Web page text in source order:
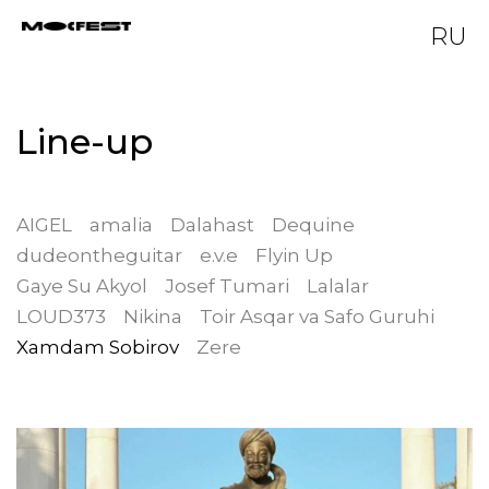
RU
Line-up
AIGEL amalia Dalahast
Dequine
dudeontheguitar
e.v.e
Flyin Up
Gaye Su Akyol
Josef Tumari
Lalalar
LOUD373
Nikina
Toir Asqar va Safo Guruhi
Xamdam Sobirov
Zere